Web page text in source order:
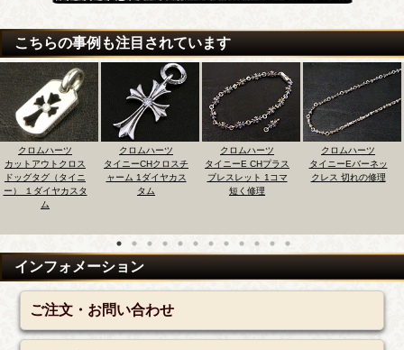
こちらの事例も注目されています
クロムハーツ
タイニーCHクロスチ
ャーム 1ダイヤカス
タム
クロムハーツ
タイニーE CHプラス
ブレスレット 1コマ
短く修理
クロムハーツ
タイニーEバーネッ
クレス 切れの修理
クロムハーツ
カットアウトクロ
ドッグタグ（タイ
インフォメーション
ご注文・お問い合わせ